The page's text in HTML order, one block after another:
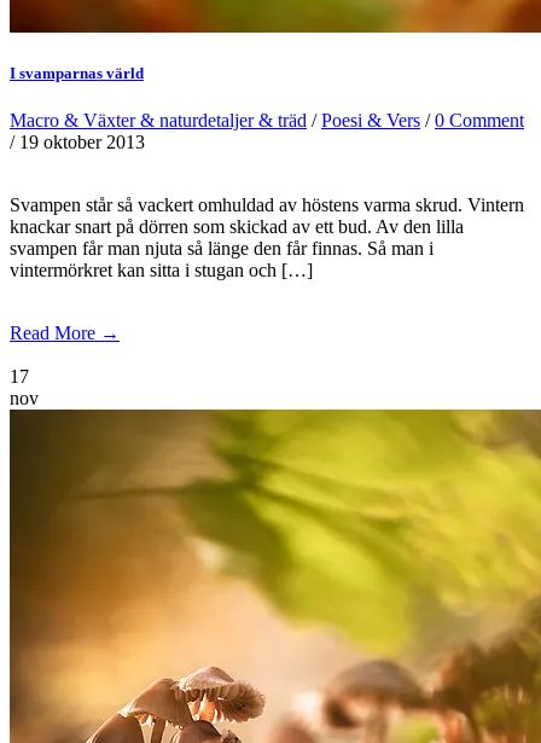
I svamparnas värld
Macro & Växter & naturdetaljer & träd /Poesi & Vers /0 Comment
/ 19 oktober 2013
Svampen står så vackert omhuldad av höstens varma skrud. Vintern
knackar snart på dörren som skickad av ett bud. Av den lilla
svampen får man njuta så länge den får finnas. Så man i
vintermörkret kan sitta i stugan och […]
Read More →
17
nov